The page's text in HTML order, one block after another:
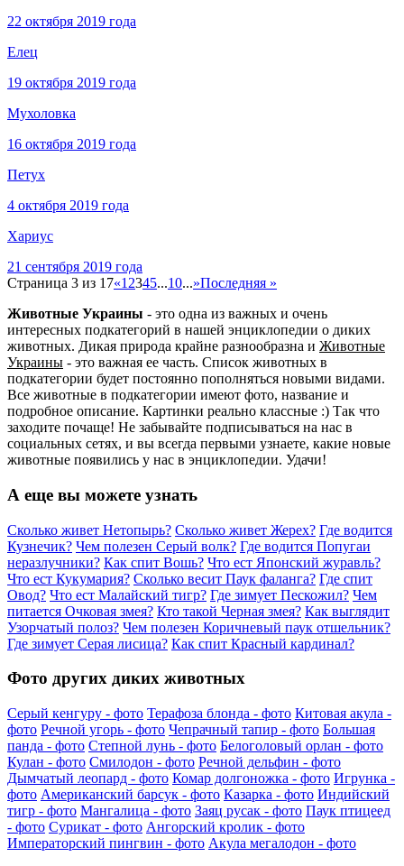
22 октября 2019 года
Елец
19 октября 2019 года
Мухоловка
16 октября 2019 года
Петух
4 октября 2019 года
Хариус
21 сентября 2019 года
Страница 3 из 17«1 2345...10...»Последняя »
Животные Украины - это одна из важных и очень
интересных подкатегорий в нашей энциклопедии о диких
животных. Дикая природа крайне разнообразна и Животные
Украины - это важная ее часть. Список животных в
подкатегории будет постоянно пополняться новыми видами.
Все животные в подкатегории имеют фото, название и
подробное описание. Картинки реально классные :) Так что
заходите почаще! Не забывайте подписываться на нас в
социальных сетях, и вы всегда первыми узнаете, какие новые
животные появились у нас в энциклопедии. Удачи!
А еще вы можете узнать
Сколько живет Нетопырь? Сколько живет Жерех? Где водится
Кузнечик? Чем полезен Серый волк? Где водится Попугаи
неразлучники? Как спит Вошь? Что ест Японский журавль?
Что ест Кукумария? Сколько весит Паук фаланга? Где спит
Овод? Что ест Малайский тигр? Где зимует Пескожил? Чем
питается Очковая змея? Кто такой Черная змея? Как выглядит
Узорчатый полоз? Чем полезен Коричневый паук отшельник?
Где зимует Серая лисица? Как спит Красный кардинал?
Фото других диких животных
Серый кенгуру - фото Терафоза блонда - фото Китовая акула -
фото Речной угорь - фото Чепрачный тапир - фото Большая
панда - фото Степной лунь - фото Белоголовый орлан - фото
Кулан - фото Смилодон - фото Речной дельфин - фото
Дымчатый леопард - фото Комар долгоножка - фото Игрунка -
фото Американский барсук - фото Казарка - фото Индийский
тигр - фото Мангалица - фото Заяц русак - фото Паук птицеед
- фото Сурикат - фото Ангорский кролик - фото
Императорский пингвин - фото Акула мегалодон - фото